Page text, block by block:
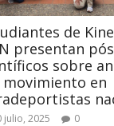
de
presentan
sobre
movimiento en
julio, 2025 0